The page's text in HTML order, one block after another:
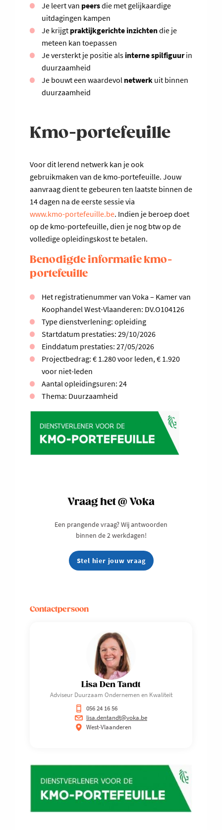
Je leert van peersdie met gelijkaardige
uitdagingen kampen
Je krijgt praktijkgerichte inzichtendie je
meteen kan toepassen
Je versterkt je positie als interne spilfiguurin
duurzaamheid
Je bouwt een waardevol netwerk uit binnen
duurzaamheid
Kmo-portefeuille
Voor dit lerend netwerk kan je ook
gebruikmaken van de kmo-portefeuille. Jouw
aanvraag dient te gebeuren ten laatste binnen de
14 dagen na de eerste sessie via
www.kmo-portefeuille.be. Indien je beroep doet
op de kmo-portefeuille, dien je nog btw op de
volledige opleidingskost te betalen.
Benodigde informatie kmo-
portefeuille
Het registratienummer van Voka – Kamer van
Koophandel West-Vlaanderen: DV.O104126
Type dienstverlening: opleiding
Startdatum prestaties: 29/10/2026
Einddatum prestaties: 27/05/2026
Projectbedrag: € 1.280 voor leden, € 1.920
voor niet-leden
Aantal opleidingsuren: 24
Thema: Duurzaamheid
Contactpersoon
Lisa Den Tandt
Adviseur Duurzaam Ondernemen en Kwaliteit
056 24 16 56
lisa.dentandt@voka.be
West-Vlaanderen
Vraag het @ Voka
Een prangende vraag? Wij antwoorden
binnen de 2 werkdagen!
Stel hier jouw vraag